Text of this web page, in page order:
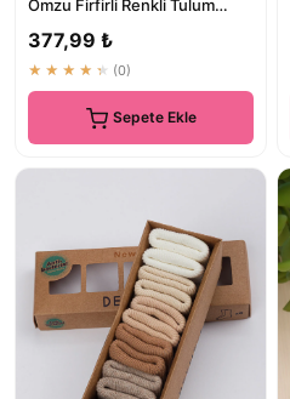
Omzu Firfirli Renkli Tulum
377,99 ₺
★★★★★ (0)
Sepete Ekle